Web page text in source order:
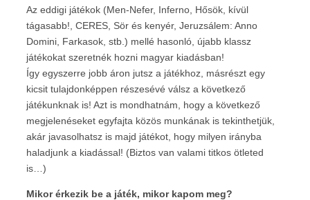
Az eddigi játékok (Men-Nefer, Inferno, Hősök, kívül
tágasabb!, CERES, Sör és kenyér, Jeruzsálem: Anno
Domini, Farkasok, stb.) mellé hasonló, újabb klassz
játékokat szeretnék hozni magyar kiadásban!
Így egyszerre jobb áron jutsz a játékhoz, másrészt egy
kicsit tulajdonképpen részesévé válsz a következő
játékunknak is! Azt is mondhatnám, hogy a következő
megjelenéseket egyfajta közös munkának is tekinthetjük,
akár javasolhatsz is majd játékot, hogy milyen irányba
haladjunk a kiadással! (Biztos van valami titkos ötleted
is…)
Mikor érkezik be a játék, mikor kapom meg?